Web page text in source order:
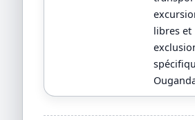
libres et